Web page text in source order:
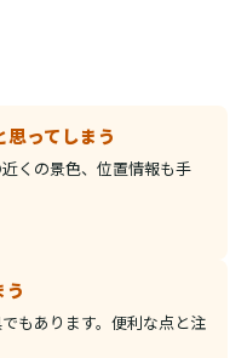
ってしまう
くの景色、位置情報も手
もあります。便利な点と注